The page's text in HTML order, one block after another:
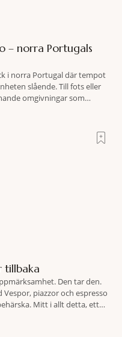
– norra Portugals
i norra Portugal där tempot
slående. Till fots eller
omgivningar som
tillbaka
Den tar den.
piazzor och espresso
Mitt i allt detta, ett